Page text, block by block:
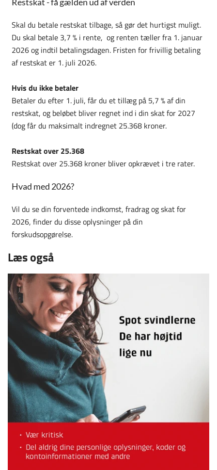
Skal du betale restskat tilbage, så gør det hurtigst muligt.
Du skal betale 3,7 % i rente, og renten tæller fra 1. januar
2026 og indtil betalingsdagen. Fristen for frivillig betaling
af restskat er 1. juli 2026.
Hvis du ikke betaler
Betaler du efter 1. juli, får du et tillæg på 5,7 % af din
restskat, og beløbet bliver regnet ind i din skat for 2027
(dog får du maksimalt indregnet 25.368 kroner.
Restskat over 25.368
Restskat over 25.368 kroner bliver opkrævet i tre rater.
Hvad med 2026?
Vil du se din forventede indkomst, fradrag og skat for
2026, finder du disse oplysninger på din
forskudsopgørelse.
Læs også